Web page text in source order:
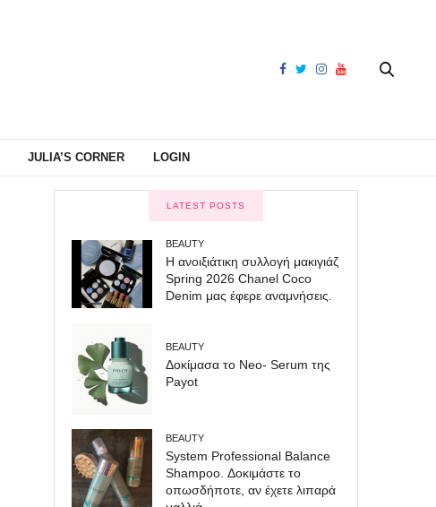
JULIA’S CORNER LOGIN
LATEST POSTS
BEAUTY
Η ανοιξιάτικη συλλογή μακιγιάζ
Spring 2026 Chanel Coco
Denim μας έφερε αναμνήσεις.
BEAUTY
Δοκίμασα το Neo- Serum της
Payot
BEAUTY
System Professional Balance
Shampoo. Δοκιμάστε το
οπωσδήποτε, αν έχετε λιπαρά